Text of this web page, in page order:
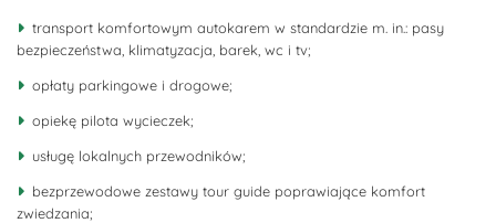
transport komfortowym autokarem w standardzie m. in.: pasy
bezpieczeństwa, klimatyzacja, barek, wc i tv;
opłaty parkingowe i drogowe;
opiekę pilota wycieczek;
usługę lokalnych przewodników;
bezprzewodowe zestawy tour guide poprawiające komfort
zwiedzania;